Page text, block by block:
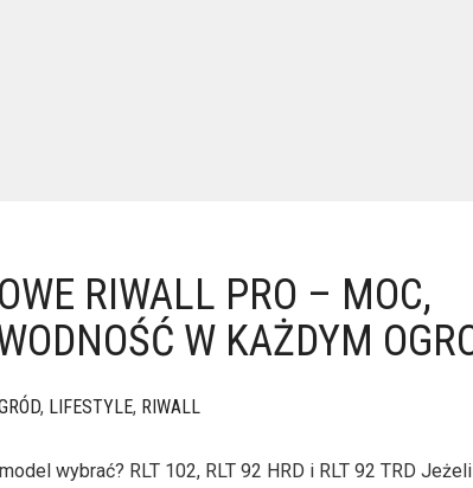
RIWALL PRO – MOC,
W KAŻDYM
, LIFESTYLE, RIWALL
wybrać? RLT 102, RLT 92 HRD i RLT 92 TRD Jeżeli